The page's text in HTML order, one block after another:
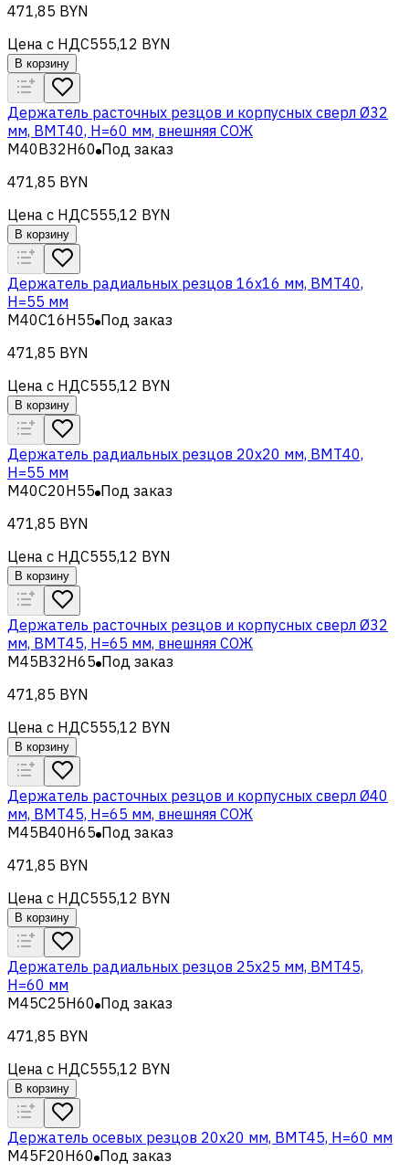
471,85 BYN
Цена с НДС555,12 BYN
В корзину
Держатель расточных резцов и корпусных сверл Ø32
мм, BMT40, H=60 мм, внешняя СОЖ
M40B32H60 Под заказ
471,85 BYN
Цена с НДС555,12 BYN
В корзину
Держатель радиальных резцов 16х16 мм, BMT40,
H=55 мм
M40C16H55 Под заказ
471,85 BYN
Цена с НДС555,12 BYN
В корзину
Держатель радиальных резцов 20х20 мм, BMT40,
H=55 мм
M40C20H55 Под заказ
471,85 BYN
Цена с НДС555,12 BYN
В корзину
Держатель расточных резцов и корпусных сверл Ø32
мм, BMT45, H=65 мм, внешняя СОЖ
M45B32H65 Под заказ
471,85 BYN
Цена с НДС555,12 BYN
В корзину
Держатель расточных резцов и корпусных сверл Ø40
мм, BMT45, H=65 мм, внешняя СОЖ
M45B40H65 Под заказ
471,85 BYN
Цена с НДС555,12 BYN
В корзину
Держатель радиальных резцов 25х25 мм, BMT45,
H=60 мм
M45C25H60 Под заказ
471,85 BYN
Цена с НДС555,12 BYN
В корзину
Держатель осевых резцов 20х20 мм, BMT45, H=60 мм
M45F20H60 Под заказ